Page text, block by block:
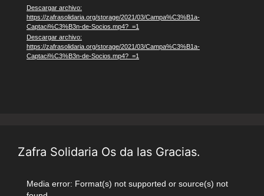
vídeo
Descargar archivo:
https://zafrasolidaria.org/storage/2021/03/Campa%C3%B1a-
Captaci%C3%B3n-de-Socios.mp4?_=1
Descargar archivo:
https://zafrasolidaria.org/storage/2021/03/Campa%C3%B1a-
Captaci%C3%B3n-de-Socios.mp4?_=1
Zafra Solidaria Os da las Gracias.
Reproductor
Media error: Format(s) not supported or source(s) not